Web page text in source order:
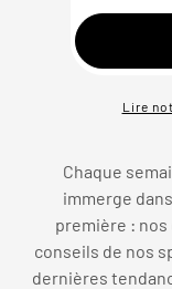
Lire
Chaque
immerge
première :
conseils de nos
dernières